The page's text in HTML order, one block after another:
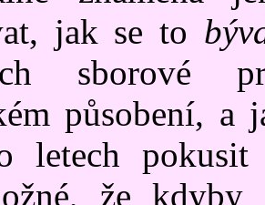
jak se to
sborové
působení, a
letech
že